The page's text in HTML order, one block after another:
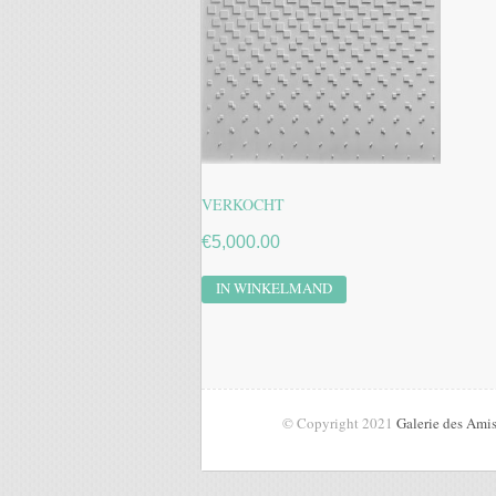
VERKOCHT
€5,000.00
IN WINKELMAND
© Copyright 2021 Galerie des Amis